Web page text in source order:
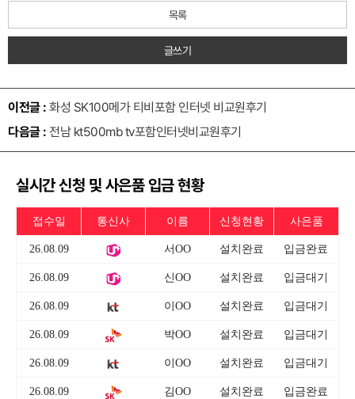
목록
글쓰기
이전글 : 화성 SK100메가 티비포함 인터넷 비교원후기
다음글 : 전남 kt500mb tv포함인터넷비교원후기
실시간 신청 및 사은품 입금 현황